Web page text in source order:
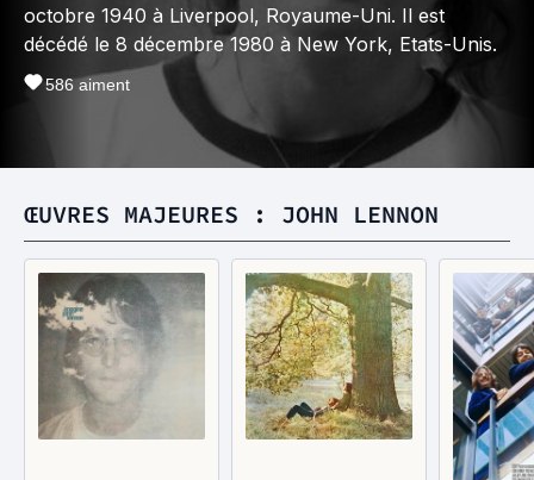
octobre 1940 à Liverpool, Royaume-Uni. Il est
décédé le 8 décembre 1980 à New York, Etats-Unis.
586aiment
ŒUVRES MAJEURES : JOHN LENNON